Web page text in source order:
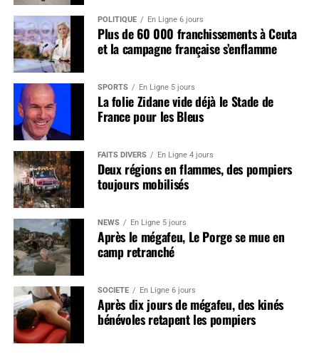
POLITIQUE En Ligne 6 jours
Plus de 60 000 franchissements à Ceuta
et la campagne française s’enflamme
SPORTS En Ligne 5 jours
La folie Zidane vide déjà le Stade de
France pour les Bleus
FAITS DIVERS En Ligne 4 jours
Deux régions en flammes, des pompiers
toujours mobilisés
NEWS En Ligne 5 jours
Après le mégafeu, Le Porge se mue en
camp retranché
SOCIÉTÉ En Ligne 6 jours
Après dix jours de mégafeu, des kinés
bénévoles retapent les pompiers